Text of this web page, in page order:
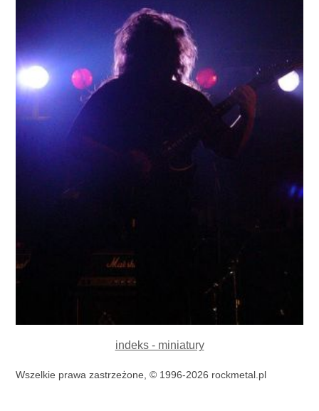
indeks - miniatury
Wszelkie prawa zastrzeżone, © 1996-2026 rockmetal.pl